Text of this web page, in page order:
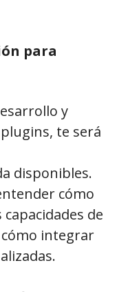
para
y
te será
disponibles.
cómo
de
cómo integrar